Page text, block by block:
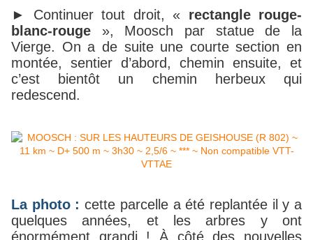
► Continuer tout droit, « rectangle rouge-
blanc-rouge », Moosch par statue de la
Vierge. On a de suite une courte section en
montée, sentier d’abord, chemin ensuite, et
c’est bientôt un chemin herbeux qui
redescend.
La photo :cette parcelle a été replantée il y a
quelques années, et les arbres y ont
énormément grandi ! À côté des nouvelles